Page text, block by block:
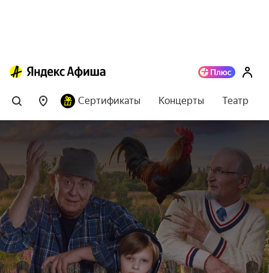
Сертификаты Концерты Театр